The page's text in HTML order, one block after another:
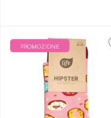
PROMOZIONE